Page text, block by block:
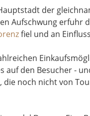
der
Aufschwung erfuhr
fiel und an
auf den Besucher -
noch nicht von